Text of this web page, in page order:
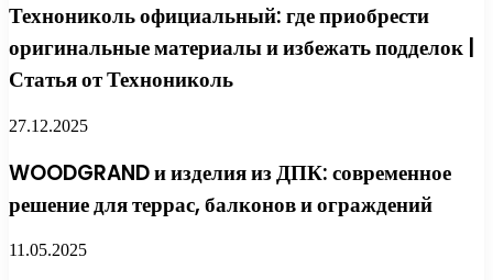
Технониколь официальный: где приобрести
оригинальные материалы и избежать подделок |
Статья от Технониколь
27.12.2025
WOODGRAND и изделия из ДПК: современное
решение для террас, балконов и ограждений
11.05.2025